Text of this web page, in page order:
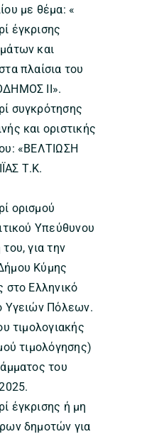
με θέμα: «
έγκρισης
και
πλαίσια του
ΙΙ».
συγκρότησης
και οριστικής
«ΒΕΛΤΙΩΣΗ
Τ.Κ.
ορισμού
Υπεύθυνου
για την
Κύμης
στο Ελληνικό
Υγειών Πόλεων.
τιμολογιακής
τιμολόγησης)
του
έγκρισης ή μη
δημοτών για